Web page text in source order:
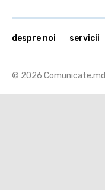
© 2026 Comunicate.md
despre noi servicii